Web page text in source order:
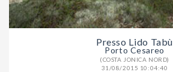
Presso Lido Tabù
Porto Cesareo
(COSTA JONICA NORD)
31/08/2015 10:04:40